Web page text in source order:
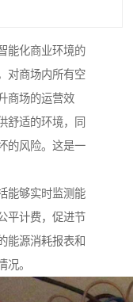
能化商业环境的
对商场内所有空
商场的运营效
舒适的环境，同
的风险。这是一
能够实时监测能
平计费，促进节
能源消耗报表和
况。